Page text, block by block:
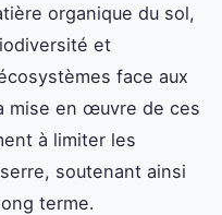
organique du sol,
et
face aux
mise en œuvre de ces
à limiter les
soutenant ainsi
terme.